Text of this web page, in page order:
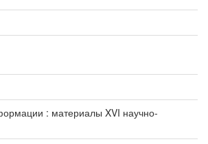
: материалы XVI научно-